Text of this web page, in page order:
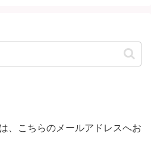
、こちらのメールアドレスへお